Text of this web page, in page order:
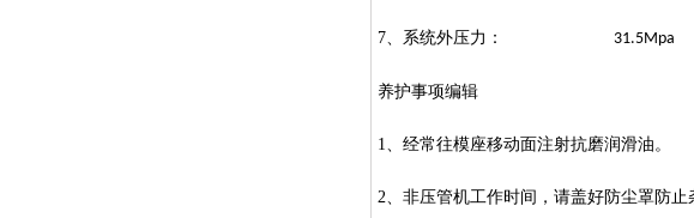
7 、系统外压力： 31.5Mpa
养护事项编辑
1 、经常往模座移动面注射抗磨润滑油。
2 、非压管机工作时间，请盖好防尘罩防止